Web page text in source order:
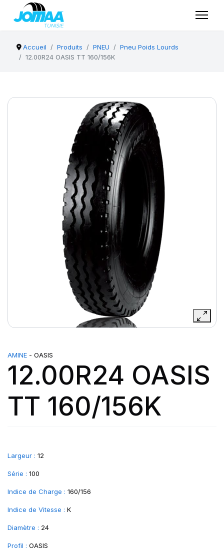
Accueil Produits PNEU
Pneu Poids Lourds
12.00R24 OASIS TT 160/156K
AMINE - OASIS
12.00R24 OASIS
TT 160/156K
Largeur : 12
Série : 100
Indice de Charge : 160/156
Indice de Vitesse : K
Diamètre : 24
Profil : OASIS